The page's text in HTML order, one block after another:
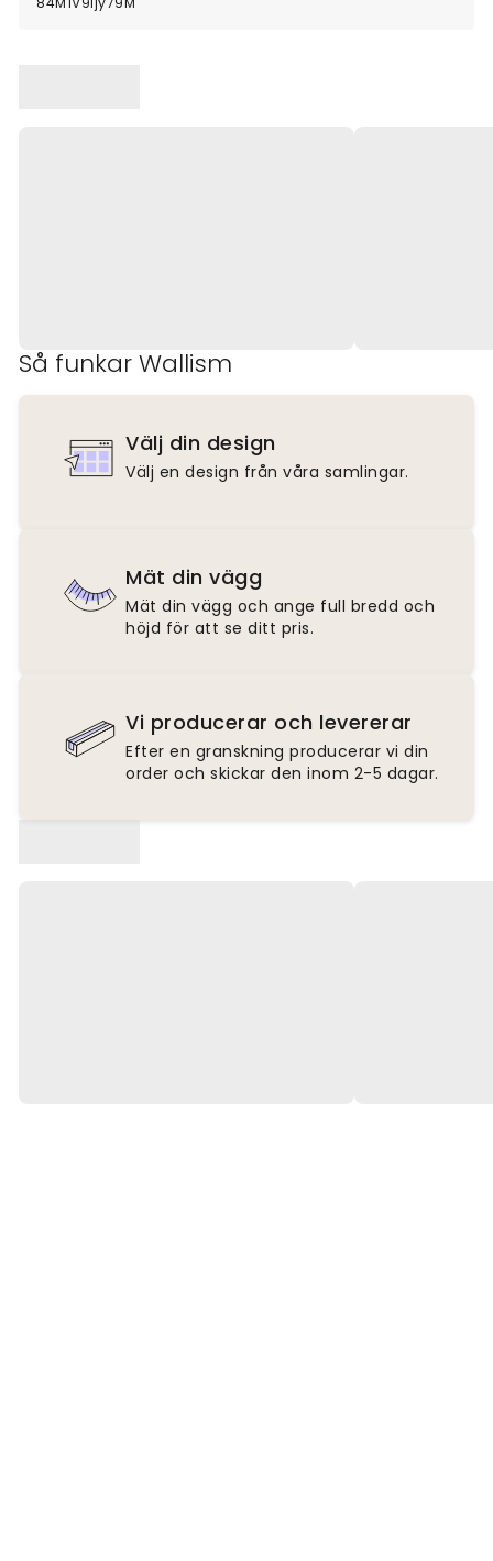
Så funkar Wallism
Välj din design
Välj en design från våra samlingar.
Mät din vägg
Mät din vägg och ange full bredd och
höjd för att se ditt pris.
Vi producerar och levererar
Efter en granskning producerar vi din
order och skickar den inom 2-5 dagar.